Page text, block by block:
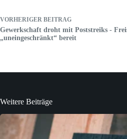
VORHERIGER BEITRAG
Gewerkschaft droht mit Poststreiks -
„uneingeschränkt“ bereit
Weitere Beiträge